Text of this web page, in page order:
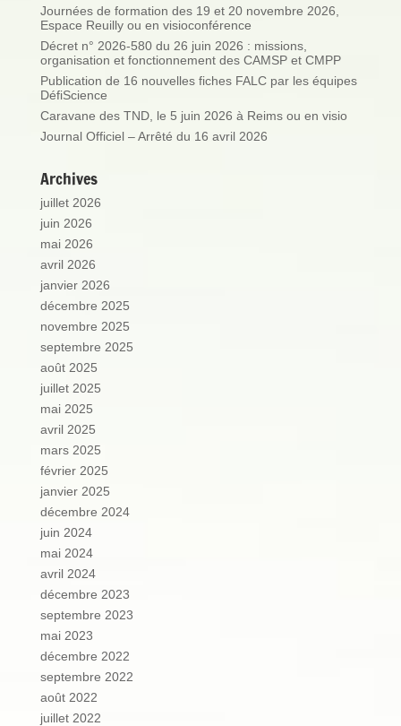
Journées de formation des 19 et 20 novembre 2026,
Espace Reuilly ou en visioconférence
Décret n° 2026-580 du 26 juin 2026 : missions,
organisation et fonctionnement des CAMSP et CMPP
Publication de 16 nouvelles fiches FALC par les équipes
DéfiScience
Caravane des TND, le 5 juin 2026 à Reims ou en visio
Journal Officiel – Arrêté du 16 avril 2026
Archives
juillet 2026
juin 2026
mai 2026
avril 2026
janvier 2026
décembre 2025
novembre 2025
septembre 2025
août 2025
juillet 2025
mai 2025
avril 2025
mars 2025
février 2025
janvier 2025
décembre 2024
juin 2024
mai 2024
avril 2024
décembre 2023
septembre 2023
mai 2023
décembre 2022
septembre 2022
août 2022
juillet 2022